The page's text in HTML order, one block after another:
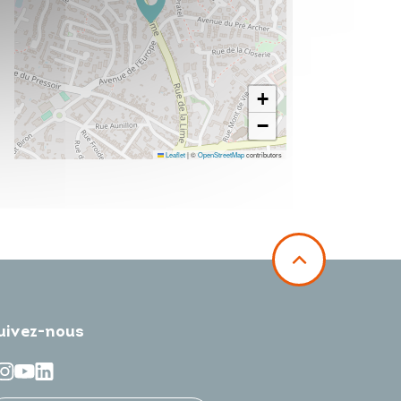
+
−
Leaflet|©OpenStreetMapcontributors
nous